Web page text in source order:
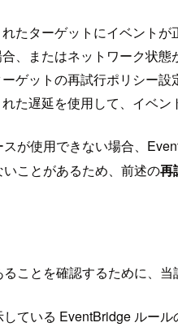
たターゲットにイベント
、またはネットワーク状
ゲットの再試行ポリシー
た遅延を使用して、イベン
スが使用できない場合、
ことがあるため、前述の再
ることを確認するために、
ている EventBridge ルー